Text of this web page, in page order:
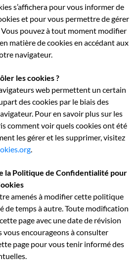
s’affichera pour vous informer de
et pour vous permettre de gérer
pouvez à tout moment modifier
matière de cookies en accédant aux
navigateur.
les cookies ?
web permettent un certain
des cookies par le biais des
Pour en savoir plus sur les
comment voir quels cookies ont été
les gérer et les supprimer, visitez
.
la Politique de Confidentialité pour
amenés à modifier cette politique
de temps à autre. Toute modification
page avec une date de révision
vous encourageons à consulter
page pour vous tenir informé des